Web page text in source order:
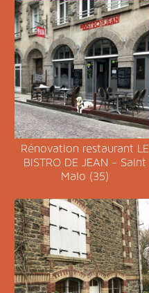
Rénovation restaurant LE
BISTRO DE JEAN - Saint
Malo (35)